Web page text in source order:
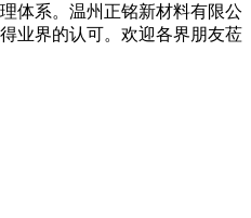
体系。温州正铭新材料有限公
业界的认可。欢迎各界朋友莅